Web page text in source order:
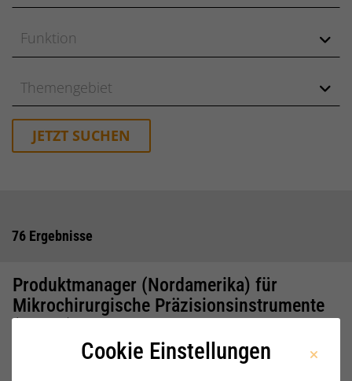
Funktion
Themengebiet
JETZT SUCHEN
76 Ergebnisse
Produktmanager (Nordamerika) für
Mikrochirurgische Präzisionsinstrumente
(m/w/d)
Cookie Einstellungen